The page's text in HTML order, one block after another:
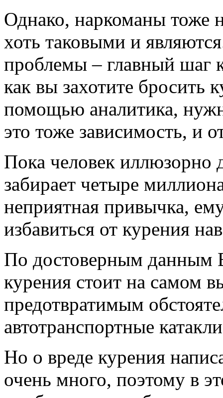
Однако, наркоманы тоже
хоть таковыми и
проблемы – главный шаг
как вы захотите бросить
помощью аналитика,
это тоже зависимость, и
Пока человек иллюзорно
забирает четыре
неприятная привычка,
избавиться от курения
По достоверным данным
курения стоит на самом
предотвратимым
автотранспортные
Но о вреде курения
очень много, поэтому в